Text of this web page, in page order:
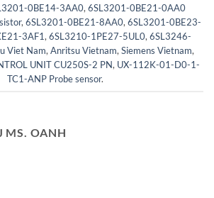
0BE14-3AA0, 6SL3201-0BE21-0AA0
, 6SL3201-0BE21-8AA0, 6SL3201-0BE23-
3AF1, 6SL3210-1PE27-5UL0, 6SL3246-
Viet Nam, Anritsu Vietnam, Siemens Vietnam,
UNIT CU250S-2 PN, UX-112K-01-D0-1-
TC1-ANP Probe sensor.
MS. OANH